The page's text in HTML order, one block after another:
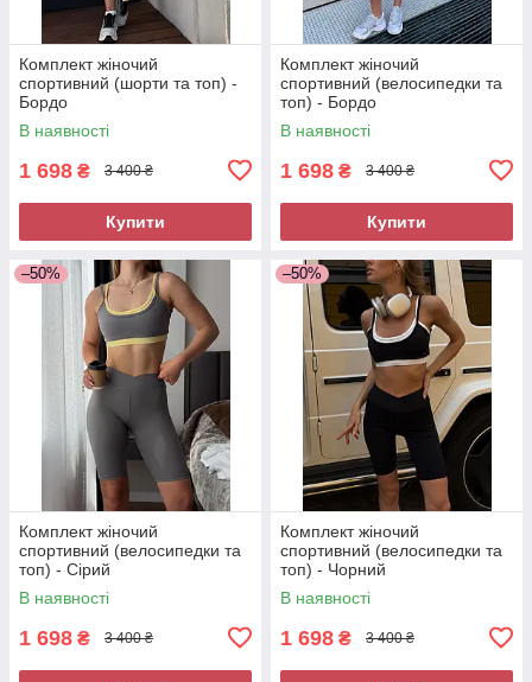
Комплект жіночий
спортивний (шорти та топ) -
Бордо
В наявності
1 698 ₴ 3 400 ₴
Купити
Комплект жіночий
спортивний (велосипедки та
топ) - Бордо
В наявності
1 698 ₴ 3 400 ₴
Купити
–50%
Комплект жіночий
спортивний (велосипедки та
топ) - Сірий
В наявності
1 698 ₴ 3 400 ₴
–50%
Комплект жіночий
спортивний (велосипедки та
топ) - Чорний
В наявності
1 698 ₴ 3 400 ₴